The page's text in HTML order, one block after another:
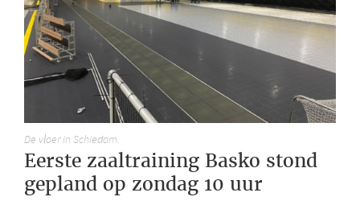
De vloer in Schiedam.
Eerste zaaltraining Basko stond
gepland op zondag 10 uur